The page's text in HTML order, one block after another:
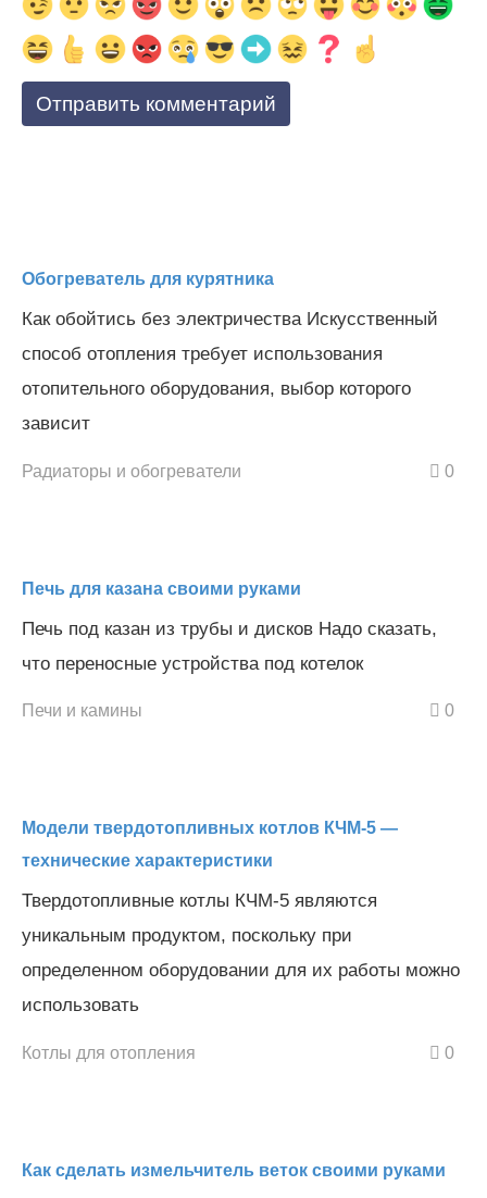
Обогреватель для курятника
Как обойтись без электричества Искусственный
способ отопления требует использования
отопительного оборудования, выбор которого
зависит
Радиаторы и обогреватели 0
Печь для казана своими руками
Печь под казан из трубы и дисков Надо сказать,
что переносные устройства под котелок
Печи и камины 0
Модели твердотопливных котлов КЧМ-5 —
технические характеристики
Твердотопливные котлы КЧМ-5 являются
уникальным продуктом, поскольку при
определенном оборудовании для их работы можно
использовать
Котлы для отопления 0
Как сделать измельчитель веток своими руками